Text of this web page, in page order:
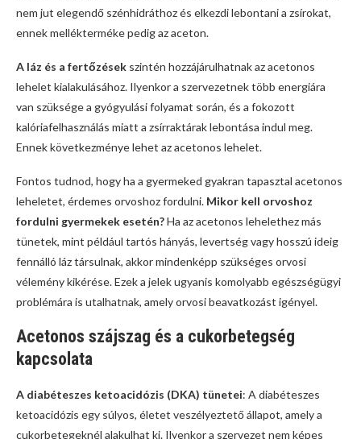
nem jut elegendő szénhidráthoz és elkezdi lebontani a zsírokat,
ennek mellékterméke pedig az aceton.
A láz és a fertőzések szintén hozzájárulhatnak az acetonos
lehelet kialakulásához. Ilyenkor a szervezetnek több energiára
van szüksége a gyógyulási folyamat során, és a fokozott
kalóriafelhasználás miatt a zsírraktárak lebontása indul meg.
Ennek következménye lehet az acetonos lehelet.
Fontos tudnod, hogy ha a gyermeked gyakran tapasztal acetonos
leheletet, érdemes orvoshoz fordulni. Mikor kell orvoshoz
fordulni gyermekek esetén?Ha az acetonos lehelethez más
tünetek, mint például tartós hányás, levertség vagy hosszú ideig
fennálló láz társulnak, akkor mindenképp szükséges orvosi
vélemény kikérése. Ezek a jelek ugyanis komolyabb egészségügyi
problémára is utalhatnak, amely orvosi beavatkozást igényel.
Acetonos szájszag és a cukorbetegség
kapcsolata
A diabéteszes ketoacidózis (DKA) tünetei: A diabéteszes
ketoacidózis egy súlyos, életet veszélyeztető állapot, amely a
cukorbetegeknél alakulhat ki. Ilyenkor a szervezet nem képes